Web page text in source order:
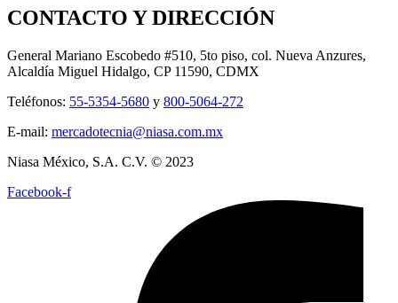
CONTACTO Y DIRECCIÓN
General Mariano Escobedo #510, 5to piso, col. Nueva Anzures,
Alcaldía Miguel Hidalgo, CP 11590, CDMX
Teléfonos: 55-5354-5680 y 800-5064-272
E-mail: mercadotecnia@niasa.com.mx
Niasa México, S.A. C.V. © 2023
Facebook-f